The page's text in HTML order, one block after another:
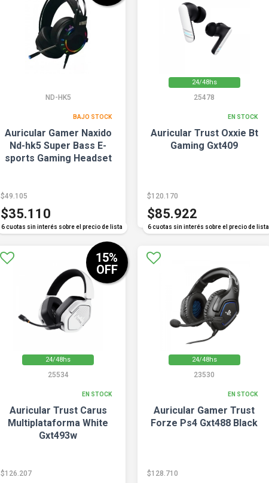
ND-HK5
BAJO STOCK
Auricular Gamer Naxido
Nd-hk5 Super Bass E-
sports Gaming Headset
6 cuotas sin interés sobre el precio de lista
$49.105
$35.110
24/48hs
25478
EN STOCK
Auricular Trust Oxxie Bt
Gaming Gxt409
6 cuotas sin interés sobre el precio de lista
$120.170
$85.922
24/48hs
25534
EN STOCK
Auricular Trust Carus
Multiplataforma White
Gxt493w
15%
OFF
$126.207
24/48hs
23530
EN STOCK
Auricular Gamer Trust
Forze Ps4 Gxt488 Black
$128.710